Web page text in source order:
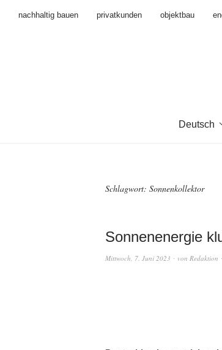
nachhaltig bauen privatkunden objektbau
Deutsch
Schlagwort: Sonnenkollektor
Sonnenenergie
Mittwoch, 7. Juni 2023 von Redaktion